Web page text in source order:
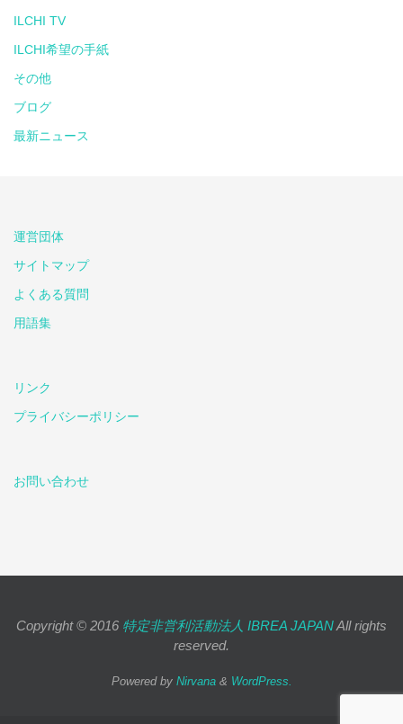
ILCHI TV
ILCHI希望の手紙
その他
ブログ
最新ニュース
運営団体
サイトマップ
よくある質問
用語集
リンク
プライバシーポリシー
お問い合わせ
Copyright © 2016 特定非営利活動法人 IBREA JAPANAll rights
reserved.
Powered by Nirvana& WordPress.